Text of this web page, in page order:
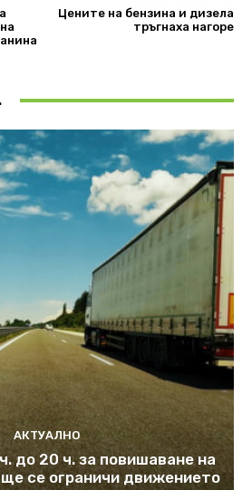
Цените на бензина и дизела
тръгнаха нагоре
АКТУАЛНО
до 20 ч. за повишаване на
се ограничи движението